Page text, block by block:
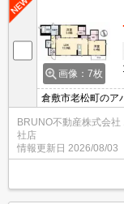
画像：7枚
倉敷市老松町のア
り。浴室乾燥機付
ー付き、お気軽に
BRUNO不動産株式会
社店
情報更新日 2026/08/03